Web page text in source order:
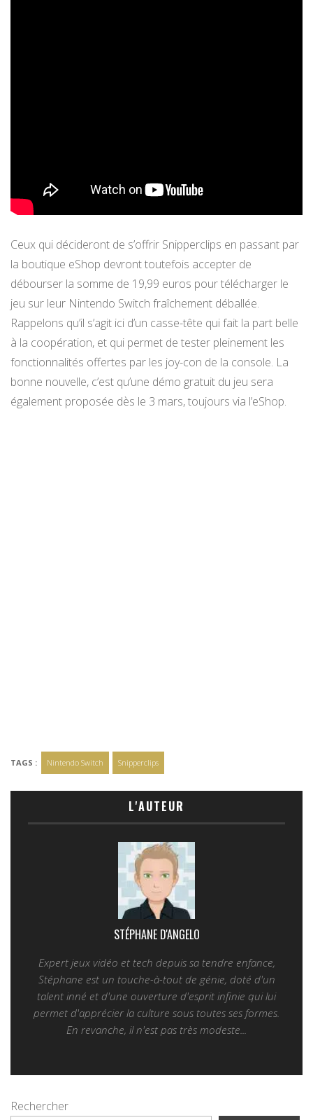
Ceux qui décideront de s’offrir Snipperclips en passant par
la boutique eShop devront toutefois accepter de
débourser la somme de 19,99 euros pour télécharger le
jeu sur leur Nintendo Switch fraîchement déballée.
Rappelons qu’il s’agit ici d’un casse-tête qui fait la part belle
à la coopération, et qui permet de tester pleinement les
fonctionnalités offertes par les joy-con de la console. La
bonne nouvelle, c’est qu’une démo gratuit du jeu sera
également proposée dès le 3 mars, toujours via l’eShop.
TAGS : Nintendo Switch Snipperclips
L'AUTEUR
STÉPHANE D'ANGELO
Expert jeux vidéo et tech depuis sa tendre enfance,
Stéphane est un touche-à-tout de génie, doté d'un
talent inné et d'une ouverture d'esprit infinie qui lui
permet d'apprécier la culture sous toutes ses formes.
En revanche, il n'est pas très modeste...
Rechercher